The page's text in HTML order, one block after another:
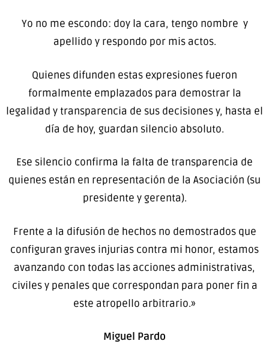
Yo no me escondo: doy la cara, tengo nombre y
apellido y respondo por mis actos.
Quienes difunden estas expresiones fueron
formalmente emplazados para demostrar la
legalidad y transparencia de sus decisiones y, hasta el
día de hoy, guardan silencio absoluto.
Ese silencio confirma la falta de transparencia de
quienes están en representación de la Asociación (su
presidente y gerenta).
Frente a la difusión de hechos no demostrados que
configuran graves injurias contra mi honor, estamos
avanzando con todas las acciones administrativas,
civiles y penales que correspondan para poner fin a
este atropello arbitrario.»
Miguel Pardo